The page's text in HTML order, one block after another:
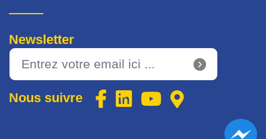
Newsletter
Nous suivre